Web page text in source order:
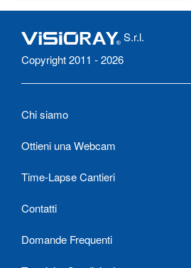
S.r.l.
Copyright 2011 - 2026
Chi siamo
Ottieni una Webcam
Time-Lapse Cantieri
Contatti
Domande Frequenti